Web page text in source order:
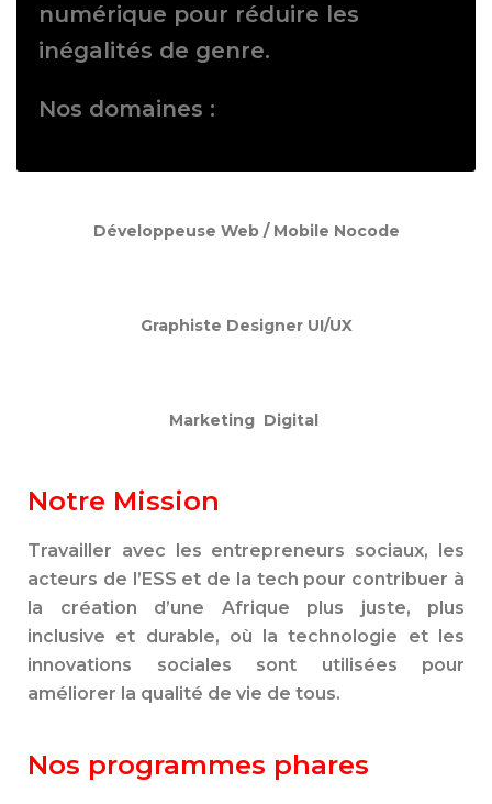
numérique pour réduire les
inégalités de genre.
Nos domaines :
Développeuse Web / Mobile Nocode
Graphiste Designer UI/UX
Marketing Digital
Notre Mission
Travailler avec les entrepreneurs sociaux, les
acteurs de l’ESS et de la tech pour contribuer à
la création d’une Afrique plus juste, plus
inclusive et durable, où la technologie et les
innovations sociales sont utilisées pour
améliorer la qualité de vie de tous.
Nos programmes phares